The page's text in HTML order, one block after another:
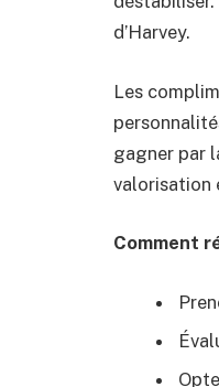
d’Harvey.
Les
gagner par
valorisation
Comment